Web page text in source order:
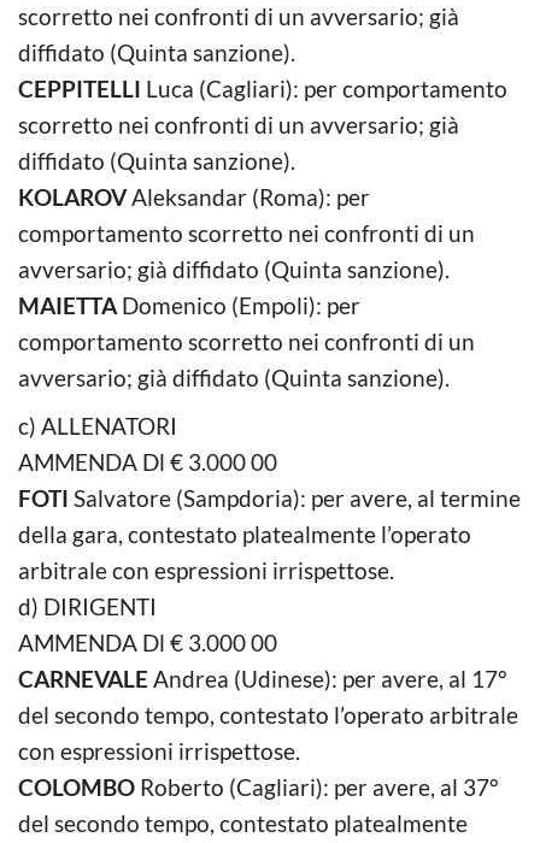
scorretto nei confronti di un avversario; già
diffidato (Quinta sanzione).
CEPPITELLI Luca (Cagliari): per comportamento
scorretto nei confronti di un avversario; già
diffidato (Quinta sanzione).
KOLAROVAleksandar (Roma): per
comportamento scorretto nei confronti di un
avversario; già diffidato (Quinta sanzione).
MAIETTA Domenico (Empoli): per
comportamento scorretto nei confronti di un
avversario; già diffidato (Quinta sanzione).
c) ALLENATORI
AMMENDA Dl € 3.000 00
FOTI Salvatore (Sampdoria): per avere, al termine
della gara, contestato platealmente l’operato
arbitrale con espressioni irrispettose.
d) DIRIGENTI
AMMENDA Dl € 3.000 00
CARNEVALE Andrea (Udinese): per avere, al 17°
del secondo tempo, contestato l’operato arbitrale
con espressioni irrispettose.
COLOMBO Roberto (Cagliari): per avere, al 37°
del secondo tempo, contestato platealmente